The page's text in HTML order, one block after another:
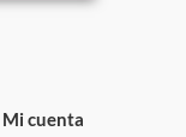
Mi cuenta